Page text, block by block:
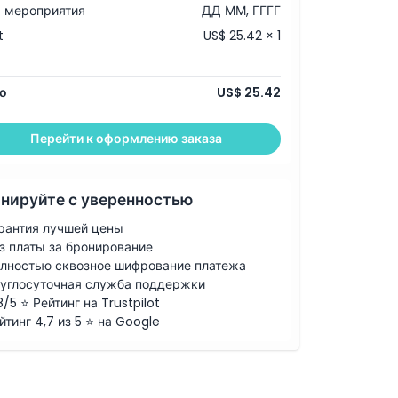
мероприятия
ДД ММ, ГГГГ
US$ 25.42 × 1
US$ 25.42
Перейти к оформлению заказа
с уверенностью
лучшей цены
платы за бронирование
сквозное шифрование платежа
служба поддержки
5 ⭐ Рейтинг на Trustpilot
4,7 из 5 ⭐ на Google